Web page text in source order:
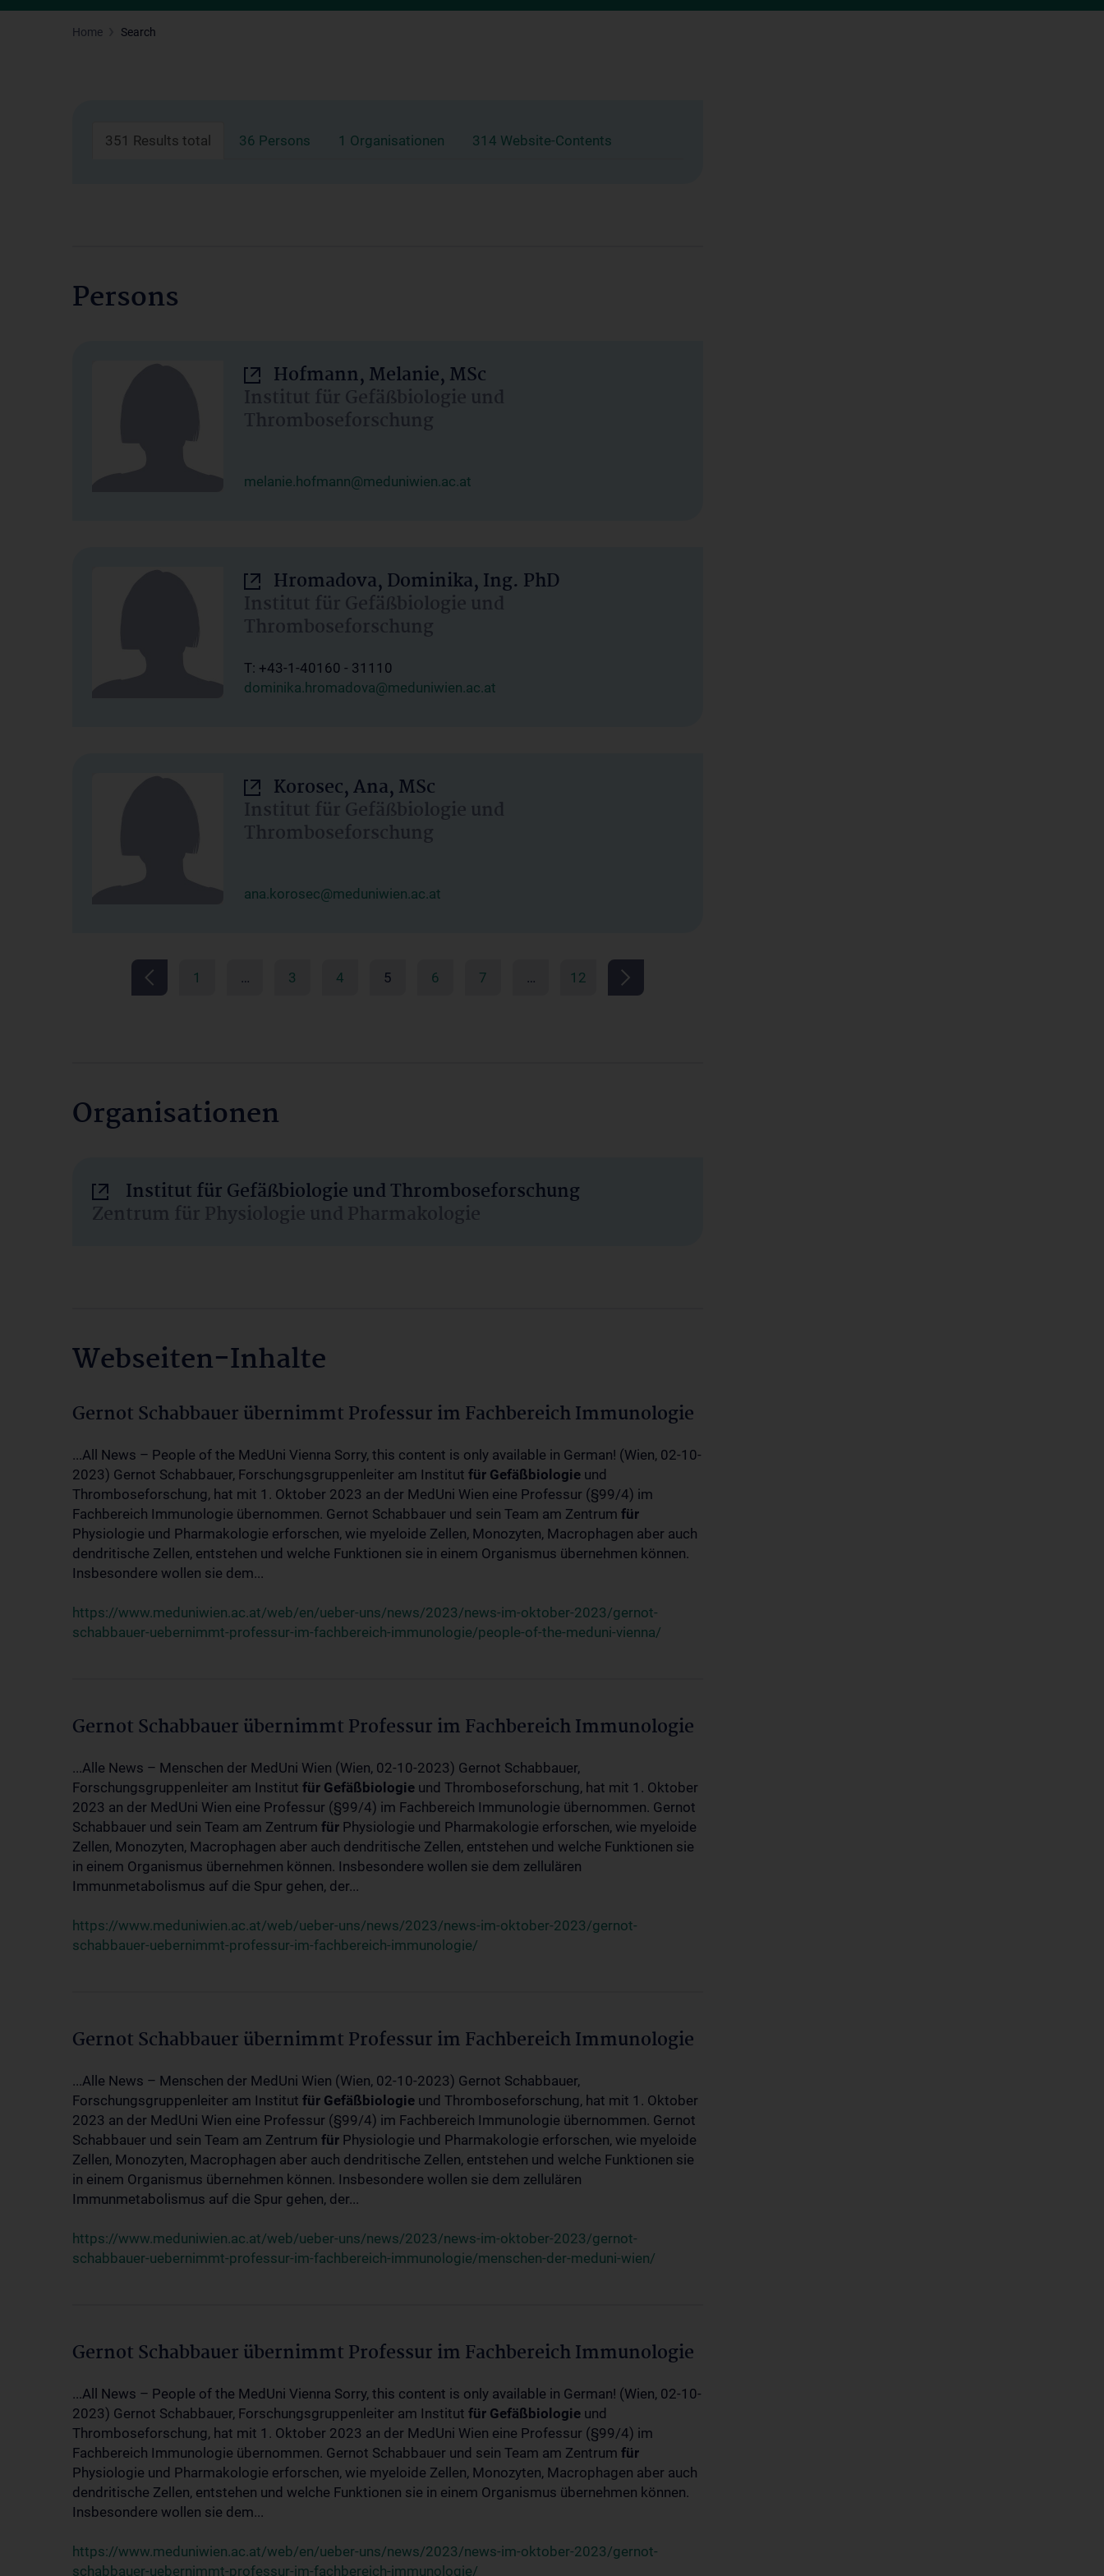
Home Search
351 Results total 36 Persons 1 Organisationen 314 Website-Contents
Persons
Hofmann, Melanie, MSc
Institut für Gefäßbiologie und
Thromboseforschung
melanie.hofmann@meduniwien.ac.at
Hromadova, Dominika, Ing. PhD
Institut für Gefäßbiologie und
Thromboseforschung
T: +43-1-40160 - 31110
dominika.hromadova@meduniwien.ac.at
Korosec, Ana, MSc
Institut für Gefäßbiologie und
Thromboseforschung
ana.korosec@meduniwien.ac.at
1 … 3 4 5 6 7 … 12
Organisationen
Institut für Gefäßbiologie und Thromboseforschung
Zentrum für Physiologie und Pharmakologie
Webseiten-Inhalte
Gernot Schabbauer übernimmt Professur im Fachbereich Immunologie
...All News – People of the MedUni Vienna Sorry, this content is only available in German! (Wien, 02-10-
2023) Gernot Schabbauer, Forschungsgruppenleiter am Institut für Gefäßbiologie und
Thromboseforschung, hat mit 1. Oktober 2023 an der MedUni Wien eine Professur (§99/4) im
Fachbereich Immunologie übernommen. Gernot Schabbauer und sein Team am Zentrum für
Physiologie und Pharmakologie erforschen, wie myeloide Zellen, Monozyten, Macrophagen aber auch
dendritische Zellen, entstehen und welche Funktionen sie in einem Organismus übernehmen können.
Insbesondere wollen sie dem...
https://www.meduniwien.ac.at/web/en/ueber-uns/news/2023/news-im-oktober-2023/gernot-
schabbauer-uebernimmt-professur-im-fachbereich-immunologie/people-of-the-meduni-vienna/
Gernot Schabbauer übernimmt Professur im Fachbereich Immunologie
...Alle News – Menschen der MedUni Wien (Wien, 02-10-2023) Gernot Schabbauer,
Forschungsgruppenleiter am Institut für Gefäßbiologie und Thromboseforschung, hat mit 1. Oktober
2023 an der MedUni Wien eine Professur (§99/4) im Fachbereich Immunologie übernommen. Gernot
Schabbauer und sein Team am Zentrum für Physiologie und Pharmakologie erforschen, wie myeloide
Zellen, Monozyten, Macrophagen aber auch dendritische Zellen, entstehen und welche Funktionen sie
in einem Organismus übernehmen können. Insbesondere wollen sie dem zellulären
Immunmetabolismus auf die Spur gehen, der...
https://www.meduniwien.ac.at/web/ueber-uns/news/2023/news-im-oktober-2023/gernot-
schabbauer-uebernimmt-professur-im-fachbereich-immunologie/
Gernot Schabbauer übernimmt Professur im Fachbereich Immunologie
...Alle News – Menschen der MedUni Wien (Wien, 02-10-2023) Gernot Schabbauer,
Forschungsgruppenleiter am Institut für Gefäßbiologie und Thromboseforschung, hat mit 1. Oktober
2023 an der MedUni Wien eine Professur (§99/4) im Fachbereich Immunologie übernommen. Gernot
Schabbauer und sein Team am Zentrum für Physiologie und Pharmakologie erforschen, wie myeloide
Zellen, Monozyten, Macrophagen aber auch dendritische Zellen, entstehen und welche Funktionen sie
in einem Organismus übernehmen können. Insbesondere wollen sie dem zellulären
Immunmetabolismus auf die Spur gehen, der...
https://www.meduniwien.ac.at/web/ueber-uns/news/2023/news-im-oktober-2023/gernot-
schabbauer-uebernimmt-professur-im-fachbereich-immunologie/menschen-der-meduni-wien/
Gernot Schabbauer übernimmt Professur im Fachbereich Immunologie
...All News – People of the MedUni Vienna Sorry, this content is only available in German! (Wien, 02-10-
2023) Gernot Schabbauer, Forschungsgruppenleiter am Institut für Gefäßbiologie und
Thromboseforschung, hat mit 1. Oktober 2023 an der MedUni Wien eine Professur (§99/4) im
Fachbereich Immunologie übernommen. Gernot Schabbauer und sein Team am Zentrum für
Physiologie und Pharmakologie erforschen, wie myeloide Zellen, Monozyten, Macrophagen aber auch
dendritische Zellen, entstehen und welche Funktionen sie in einem Organismus übernehmen können.
Insbesondere wollen sie dem...
https://www.meduniwien.ac.at/web/en/ueber-uns/news/2023/news-im-oktober-2023/gernot-
schabbauer-uebernimmt-professur-im-fachbereich-immunologie/